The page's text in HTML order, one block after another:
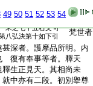
49 50 51 52 53 54
者慈恩唯識述記第一云。
今云吠陀論。吠陀者明
末之七十五右文句
八弘決第十如下引
梵世者
深者。護摩品所明。内
復有奉事等者。釋天
生正見天。其相尚未
中亦有二段。初別擧尊